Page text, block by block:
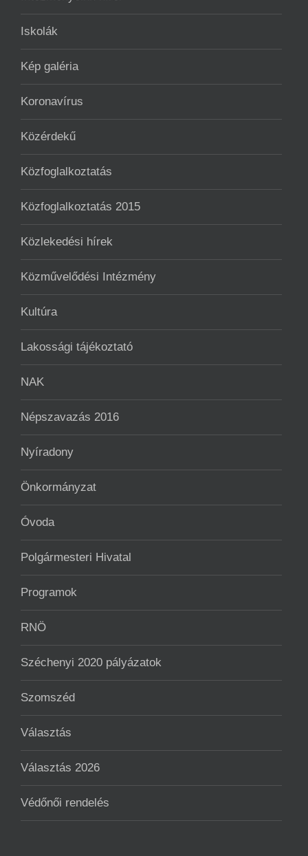
Iskolák
Kép galéria
Koronavírus
Közérdekű
Közfoglalkoztatás
Közfoglalkoztatás 2015
Közlekedési hírek
Közművelődési Intézmény
Kultúra
Lakossági tájékoztató
NAK
Népszavazás 2016
Nyíradony
Önkormányzat
Óvoda
Polgármesteri Hivatal
Programok
RNÖ
Széchenyi 2020 pályázatok
Szomszéd
Választás
Választás 2026
Védőnői rendelés